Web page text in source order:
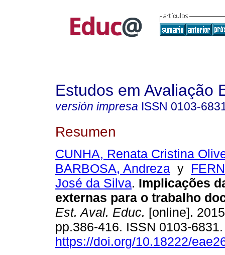
Estudos em Avaliação
versión impresa ISSN 0103-
Resumen
CUNHA, Renata Cristina
BARBOSA, Andreza y
José da Silva. Implicações
externas para o trabalho
Est. Aval. Educ. [online].
pp.386-416. ISSN 0103-
https://doi.org/10.18222/